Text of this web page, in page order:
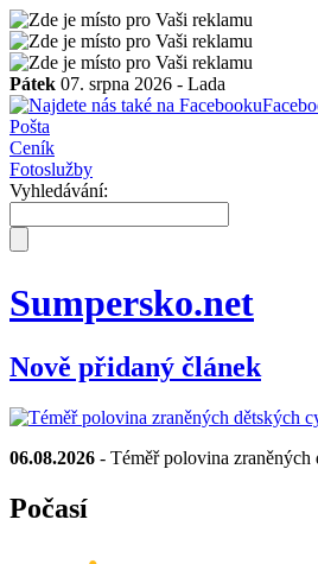
Pátek 07. srpna 2026 - Lada
Pošta
Ceník
Fotoslužby
Vyhledávání:
Sumpersko.net
Nově přidaný článek
06.08.2026 - Téměř polovina zraněných
Počasí